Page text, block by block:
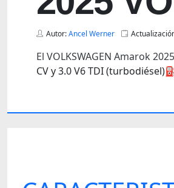
Autor:Ancel Werner
El VOLKSWAGEN Amarok
CV y ​​3.0 V6 TDI (turbodiésel)